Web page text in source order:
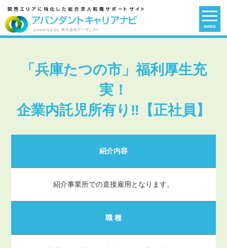
menu
「兵庫たつの市」福利厚生充
実！
企業内託児所有り‼【正社員】
紹介内容
紹介事業所での直接雇用となります。
職 種